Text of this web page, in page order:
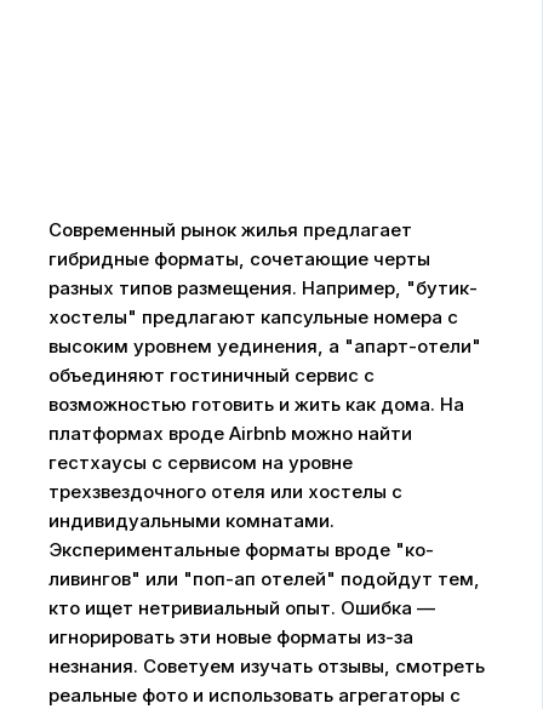
Современный рынок жилья предлагает
гибридные форматы, сочетающие черты
разных типов размещения. Например, "бутик-
хостелы" предлагают капсульные номера с
высоким уровнем уединения, а "апарт-отели"
объединяют гостиничный сервис с
возможностью готовить и жить как дома. На
платформах вроде Airbnb можно найти
гестхаусы с сервисом на уровне
трехзвездочного отеля или хостелы с
индивидуальными комнатами.
Экспериментальные форматы вроде "ко-
ливингов" или "поп-ап отелей" подойдут тем,
кто ищет нетривиальный опыт. Ошибка —
игнорировать эти новые форматы из-за
незнания. Советуем изучать отзывы, смотреть
реальные фото и использовать агрегаторы с